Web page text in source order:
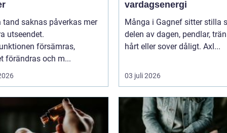
tand saknas påverkas mer
utseendet.
försämras,
förändras och m...
vardagsenergi
Många i Gagnef sitter stilla
delen av dagen, pendlar,
hårt eller sover dåligt. Axl...
03 juli 2026